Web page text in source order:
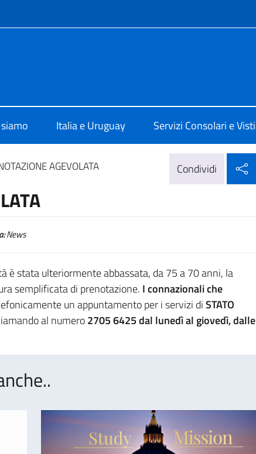
Italia e Uruguay Servizi Consolari e Visti
AGEVOLATA Condividi
News
è stata ulteriormente abbassata, da 75 a 70 anni, la
semplificata di prenotazione. I connazionali che
un appuntamento per i servizi diSTATO
al numero2705 6425 dal lunedì al giovedì, dalle